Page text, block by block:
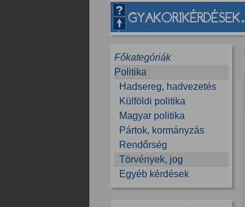
Főkategóriák
Politika
Hadsereg, hadvezetés
Külföldi politika
Magyar politika
Pártok, kormányzás
Rendőrség
Törvények, jog
Egyéb kérdések